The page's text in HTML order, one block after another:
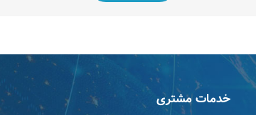
خدمات مشتری